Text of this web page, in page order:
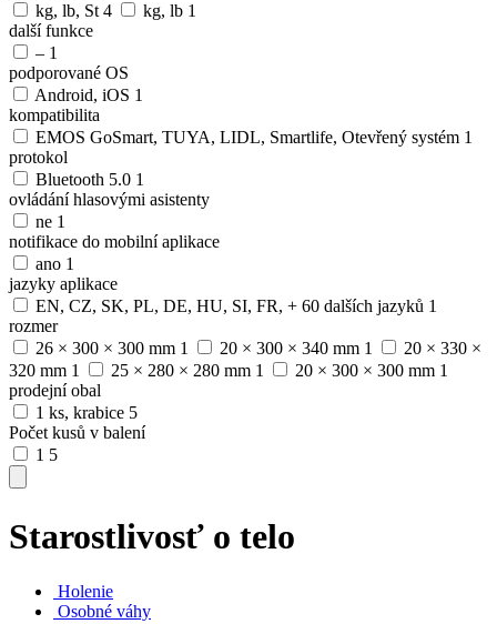
kg, lb, St 4 kg, lb 1
další funkce
– 1
podporované OS
Android, iOS 1
kompatibilita
EMOS GoSmart, TUYA, LIDL, Smartlife, Otevřený systém 1
protokol
Bluetooth 5.0 1
ovládání hlasovými asistenty
ne 1
notifikace do mobilní aplikace
ano 1
jazyky aplikace
EN, CZ, SK, PL, DE, HU, SI, FR, + 60 dalších jazyků 1
rozmer
26 × 300 × 300 mm 1 20 × 300 × 340 mm 1
20 × 330 ×
320 mm 1 25 × 280 × 280 mm 1 20 × 300 × 300 mm 1
prodejní obal
1 ks, krabice 5
Počet kusů v balení
1 5
Starostlivosť o telo
Holenie
Osobné váhy